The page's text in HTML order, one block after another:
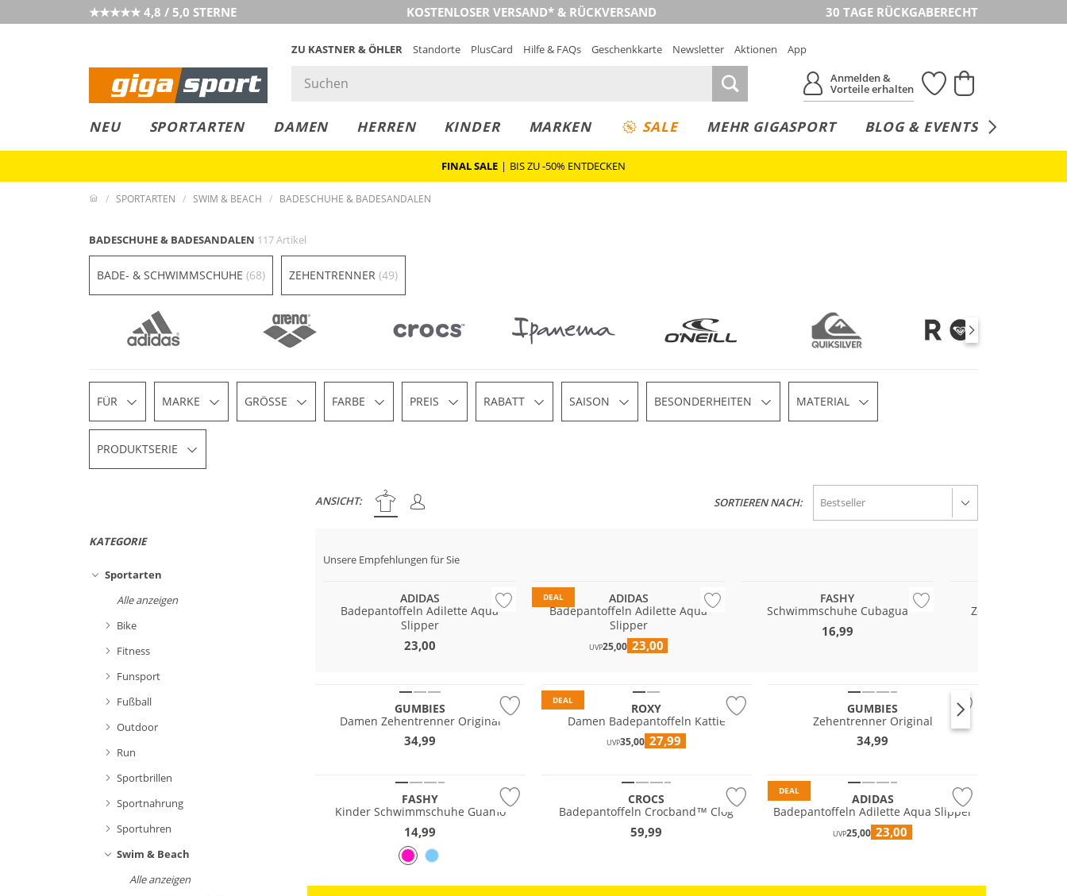
★★★★★ 4,8 / 5,0 STERNE KOSTENLOSER VERSAND* & RÜCKVERSAND 30 TAGE RÜCKGABERECHT
ZU KASTNER & ÖHLER Standorte PlusCard Hilfe & FAQs Geschenkkarte Newsletter Aktionen
App
Anmelden &
Vorteile erhalten
NEU SPORTARTEN DAMEN HERREN KINDER MARKEN SALE MEHR GIGASPORT BLOG & EVENTS
LEASING
COLLECT
RESERVE
FINAL SALE | BIS ZU -50% ENTDECKEN
SPORTARTEN SWIM & BEACH BADESCHUHE & BADESANDALEN
BADESCHUHE & BADESANDALEN 117 Artikel
BADE- & SCHWIMMSCHUHE (68) ZEHENTRENNER (49)
FÜR MARKE GRÖSSE FARBE PREIS RABATT SAISON BESONDERHEITEN MATERIAL
PRODUKTSERIE
ANSICHT: SORTIEREN NACH:
KATEGORIE
Sportarten
Alle anzeigen
Bike
Fitness
Funsport
Fußball
Outdoor
Run
Sportbrillen
Sportnahrung
Sportuhren
Swim & Beach
Alle anzeigen
Unsere Empfehlungen für Sie
ADIDAS
Badepantoffeln Adilette Aqua
Slipper
23,00
DEAL
ADIDAS
Badepantoffeln Adilette Aqua
Slipper
UVP25,00 23,00
FASHY
Schwimmschuhe Cubagua
16,99
Zehentrenner
GUMBIES
Damen Zehentrenner Original
34,99
DEAL
ROXY
Damen Badepantoffeln Kattie
UVP35,00 27,99
GUMBIES
Zehentrenner Original
34,99
FASHY
Kinder Schwimmschuhe Guamo
14,99
CROCS
Badepantoffeln Crocband™ Clog
59,99
DEAL
ADIDAS
Badepantoffeln Adilette Aqua Slipper
UVP25,00 23,00